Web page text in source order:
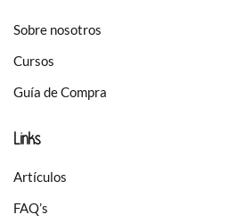
Sobre nosotros
Cursos
Guía de Compra
Links
Artículos
FAQ’s